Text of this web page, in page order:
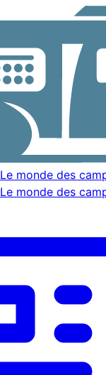
Le monde des
Le monde des